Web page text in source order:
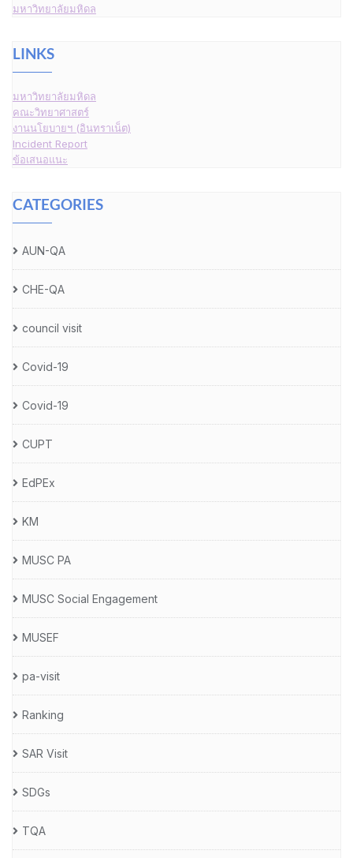
มหาวิทยาลัยมหิดล
LINKS
มหาวิทยาลัยมหิดล
คณะวิทยาศาสตร์
งานนโยบายฯ (อินทราเน็ต)
Incident Report
ข้อเสนอแนะ
CATEGORIES
AUN-QA
CHE-QA
council visit
Covid-19
Covid-19
CUPT
EdPEx
KM
MUSC PA
MUSC Social Engagement
MUSEF
pa-visit
Ranking
SAR Visit
SDGs
TQA